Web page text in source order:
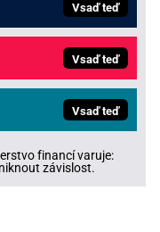
Vsaď teď
Vsaď teď
Vsaď teď
financí varuje:
závislost.